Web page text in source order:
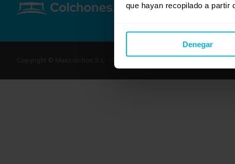
que hayan recopilado a partir
Denegar